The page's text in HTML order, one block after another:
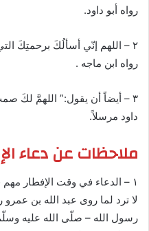
رواه أبو داود.
٢ – اللهم إنّي أسألُكَ برحمتِكَ
رواه ابن ماجه .
٣ – أيضاً أن يقول:” اللهمَّ لكَ
داود مرسلاً.
ملاحظات عن دعاء
١ – الدعاء في وقت الإفطار
لا ترد لما روى عبد الله بن
رسول الله – صلّى الله عليه